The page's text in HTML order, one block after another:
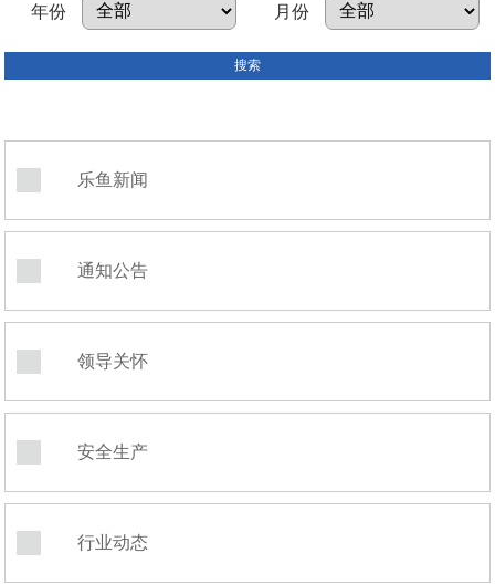
年份 月份
乐鱼新闻
通知公告
领导关怀
安全生产
行业动态